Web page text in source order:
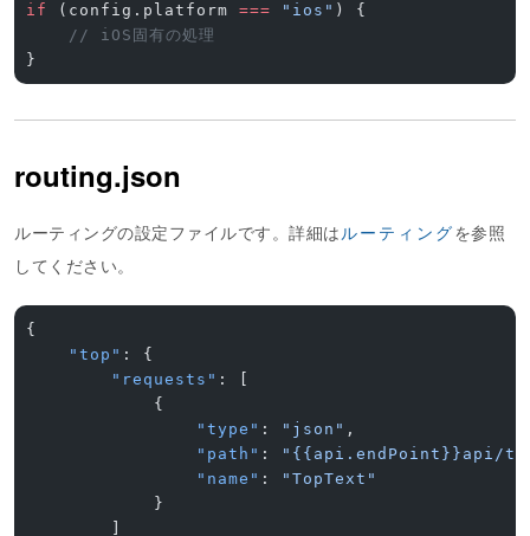
if (config.platform === "ios" ) {
    // iOS固有の処理
}
routing.json
ルーティングの設定ファイルです。詳細はルーティングを参照
してください。
{
    "top"
: {
        "requests"
: [
            {
                "type"
: "json" ,
                "path"
:
"{{api.endPoint}}api/
                "name"
:
"TopText"
            }